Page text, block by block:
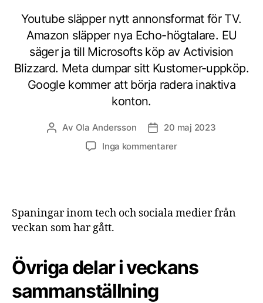
Youtube släpper nytt annonsformat för TV.
Amazon släpper nya Echo-högtalare. EU
säger ja till Microsofts köp av Activision
Blizzard. Meta dumpar sitt Kustomer-uppköp.
Google kommer att börja radera inaktiva
konton.
Inläggsförfattare
Av Ola Andersson Inläggsdatum
20 maj 2023
Inga kommentarertill
2023
Spaningar inom tech och sociala medier från
veckan som har gått.
Övriga delar i veckans
sammanställning